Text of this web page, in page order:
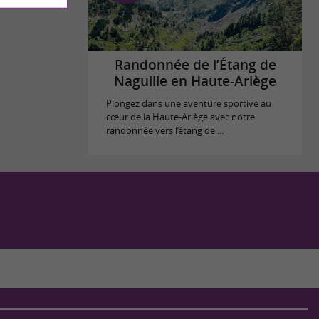
Randonnée de l’Étang de
Naguille en Haute-Ariège
Plongez dans une aventure sportive au
cœur de la Haute-Ariège avec notre
randonnée vers l’étang de ...